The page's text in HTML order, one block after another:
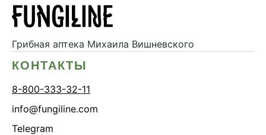
Грибная аптека Михаила Вишневского
КОНТАКТЫ
8-800-333-32-11
info@fungiline.com
Telegram